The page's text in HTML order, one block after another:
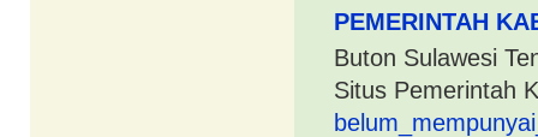
PEMERINTAH
Buton Sulawesi
Situs Pemerintah